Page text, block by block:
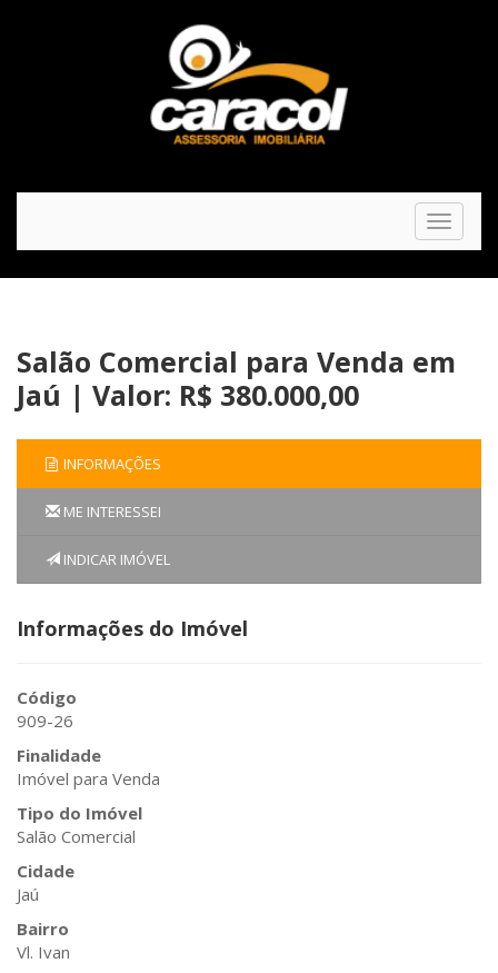
Toggle
Salão Comercial para Venda em
Jaú | Valor: R$ 380.000,00
INFORMAÇÕES
ME INTERESSEI
INDICAR IMÓVEL
Informações do Imóvel
Código
909-26
Finalidade
Imóvel para Venda
Tipo do Imóvel
Salão Comercial
Cidade
Jaú
Bairro
Vl. Ivan